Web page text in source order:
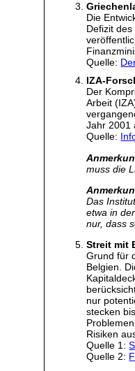
Die
Defizit
Quelle:
IZA-
Der
Arbeit
Jahr 2001
Quelle:
muss die
Das
etwa in
nur, dass
Streit mit
Grund für
Belgien.
nur
stecken
Risiken
Quelle 1:
Quelle 2: